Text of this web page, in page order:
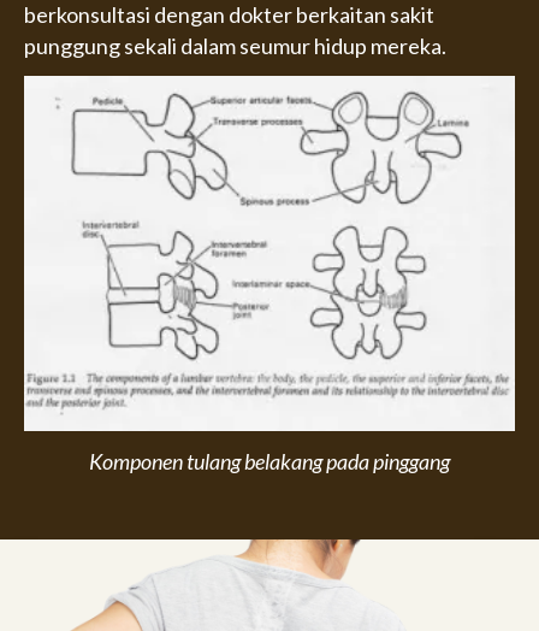
berkonsultasi dengan dokter berkaitan sakit
punggung sekali dalam seumur hidup mereka.
Komponen tulang belakang pada pinggang